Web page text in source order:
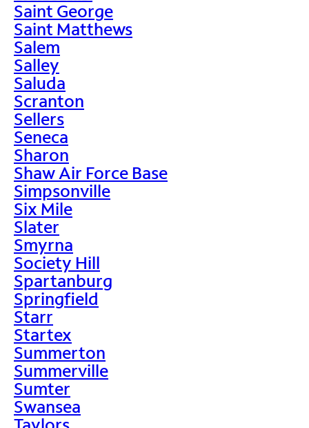
Saint George
Saint Matthews
Salem
Salley
Saluda
Scranton
Sellers
Seneca
Sharon
Shaw Air Force Base
Simpsonville
Six Mile
Slater
Smyrna
Society Hill
Spartanburg
Springfield
Starr
Startex
Summerton
Summerville
Sumter
Swansea